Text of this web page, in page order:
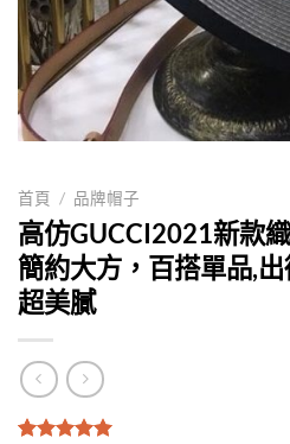
首頁 / 品牌帽子
高仿GUCCI2021新款
簡約大方，百搭單品,
超美膩